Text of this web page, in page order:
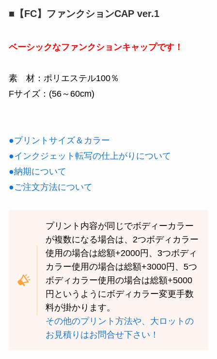
■【FC】ファンクションCAP ver.1
ベーシックなファンクションキャップです！
素 材：ポリエステル100％
Fサイズ：(56～60cm)
●プリントサイズ＆カラー
●インクジェット転写の仕上がりについて
●納期について
●ご注文方法について
プリント内容が同じでボディーカラー
が複数になる場合は、2つボディカラー
使用の場合は総額+2000円、3つボディ
カラー使用の場合は総額+3000円、5つ
ボディカラー使用の場合は総額+5000
円というようにボディカラー変更手数
料が掛かります。
その他のプリント方法や、大ロットの
お見積りはお問合せ下さい！